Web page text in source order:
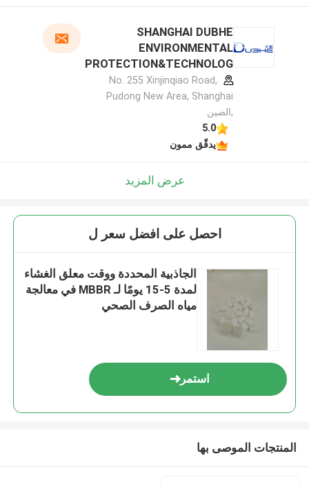
SHANGHAI DUBHE
ENVIRONMENTAL
PROTECTION&TECHNOLOG
Y CO.,LTD الملف الشركة
المصنعة
No. 255 Xinjinqiao Road,
Pudong New Area, Shanghai
,الصين
5.0
يدقّق ممون
عرض المزيد
احصل على افضل سعر ل
الجاذبية المحددة ووقت معلق الغشاء
لمدة 5-15 يومًا لـ MBBR في معالجة
مياه الصرف الصحي
استمر
المنتجات الموصى بها